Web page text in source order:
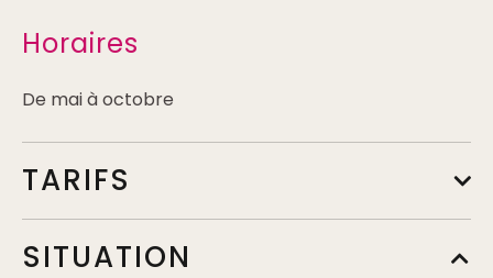
Horaires
De mai à octobre
TARIFS
SITUATION